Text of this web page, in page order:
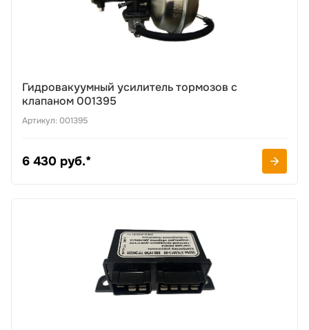
Гидровакуумный усилитель тормозов с
клапаном 001395
Артикул: 001395
6 430 руб.*